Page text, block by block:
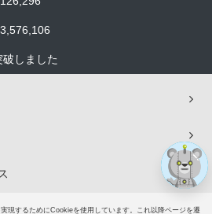
現するためにCookieを使用しています。これ以降ページを遷
しました